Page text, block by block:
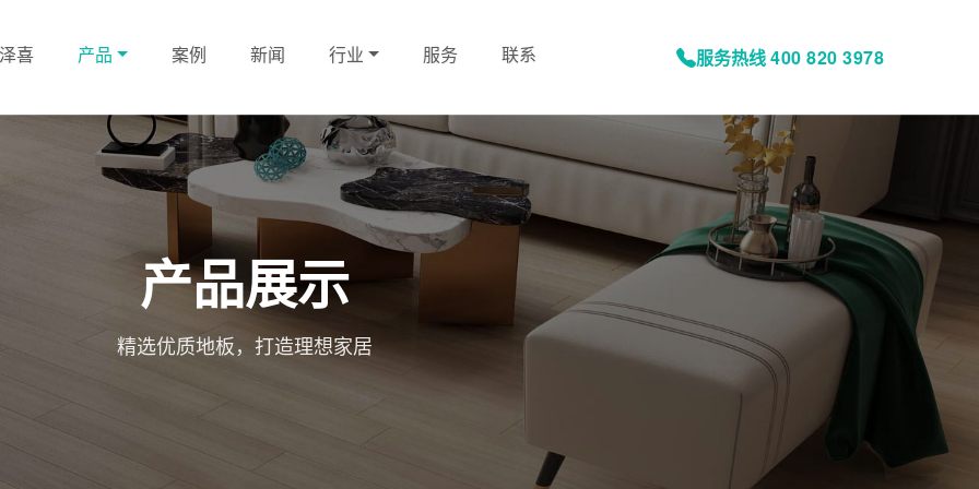
泽喜 产品 案例 新闻 行业 服务 联系 服务热线400 820 3978
产品展示
精选优质地板，打造理想家居